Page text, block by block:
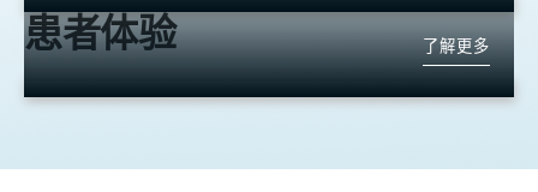
患者体验 了解更多